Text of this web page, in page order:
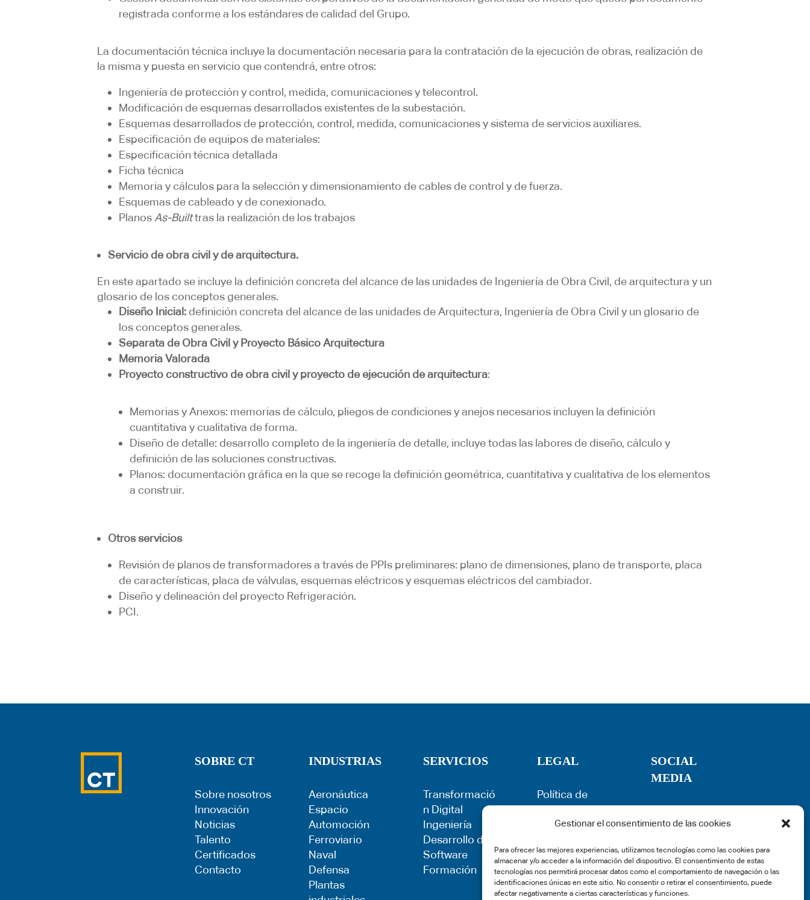
Gestionar el consentimiento de las cookies
Para ofrecer las mejores experiencias, utilizamos tecnologías como las cookies para
almacenar y/o acceder a la información del dispositivo. El consentimiento de estas
tecnologías nos permitirá procesar datos como el comportamiento de navegación o las
identificaciones únicas en este sitio. No consentir o retirar el consentimiento, puede
afectar negativamente a ciertas características y funciones.
registrada conforme a los estándares de calidad del Grupo.
La documentación técnica incluye la documentación necesaria para la contratación de la ejecución de obras, realización de
la misma y puesta en servicio que contendrá, entre otros:
Ingeniería de protección y control, medida, comunicaciones y telecontrol.
Modificación de esquemas desarrollados existentes de la subestación.
Esquemas desarrollados de protección, control, medida, comunicaciones y sistema de servicios auxiliares.
Especificación de equipos de materiales:
Especificación técnica detallada
Ficha técnica
Memoria y cálculos para la selección y dimensionamiento de cables de control y de fuerza.
Esquemas de cableado y de conexionado.
Planos As-Builttras la realización de los trabajos
Servicio de obra civil y de arquitectura.
En este apartado se incluye la definición concreta del alcance de las unidades de Ingeniería de Obra Civil, de arquitectura y un
glosario de los conceptos generales.
Diseño Inicial: definición concreta del alcance de las unidades de Arquitectura, Ingeniería de Obra Civil y un glosario de
los conceptos generales.
Separata de Obra Civil y Proyecto Básico Arquitectura
Memoria Valorada
Proyecto constructivo de obra civil y proyecto de ejecución de arquitectura:
Memorias y Anexos: memorias de cálculo, pliegos de condiciones y anejos necesarios incluyen la definición
cuantitativa y cualitativa de forma.
Diseño de detalle: desarrollo completo de la ingeniería de detalle, incluye todas las labores de diseño, cálculo y
definición de las soluciones constructivas.
Planos: documentación gráfica en la que se recoge la definición geométrica, cuantitativa y cualitativa de los elementos
a construir.
Otros servicios
Revisión de planos de transformadores a través de PPIs preliminares: plano de dimensiones, plano de transporte, placa
de características, placa de válvulas, esquemas eléctricos y esquemas eléctricos del cambiador.
Diseño y delineación del proyecto Refrigeración.
PCI.
SOBRE CT
Sobre nosotros
Innovación
Noticias
Talento
Certificados
Contacto
INDUSTRIAS
Aeronáutica
Espacio
Automoción
Ferroviario
Naval
Defensa
Plantas
SERVICIOS
Transformació
n Digital
Ingeniería
Desarrollo de
Software
Formación
LEGAL
Política de
Privacidad
Términos de
Política de
cookies
Aviso Legal
SOCIAL
MEDIA